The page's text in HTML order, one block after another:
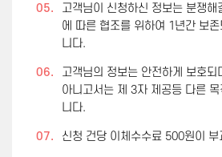
05.
고객님이 신청하신 정보는 분쟁해
에 따른 협조를 위하여 1년간 보
니다.
06.
고객님의 정보는 안전하게 보호
아니고서는 제 3자 제공등 다른
니다.
07. 신청 건당 이체수수료 500원이 부